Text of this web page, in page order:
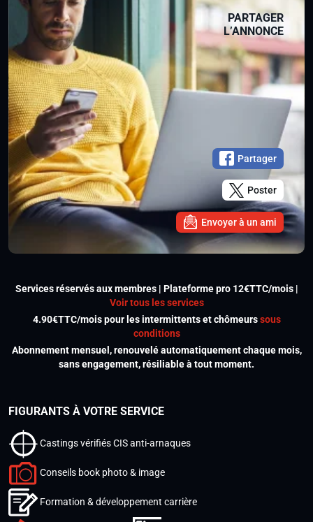
PARTAGER
L’ANNONCE
Partager
Poster
Envoyer à un ami
Services réservés aux membres | Plateforme pro 12€TTC/mois |
Voir tous les services
4.90€TTC/mois pour les intermittents et chômeurssous
conditions
Abonnement mensuel, renouvelé automatiquement chaque mois,
sans engagement, résiliable à tout moment.
FIGURANTS À VOTRE SERVICE
Castings vérifiés CIS anti-arnaques
Conseils book photo & image
Formation & développement carrière